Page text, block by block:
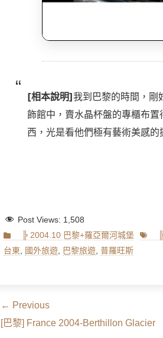
[相本說明]我到巴黎的時間，剛
飾館中，賣水晶杯盤的專櫃布
西，光是看他們極有藝術美感
Post Views: 1,508
Categories
╠ 2004.10 巴黎+羅亞爾河城堡 Tags ╠
台東
國外旅遊 巴黎旅遊 普羅旺斯
文
章
← Previous
Previous
[巴黎] France 2004-Berthillon Glacier